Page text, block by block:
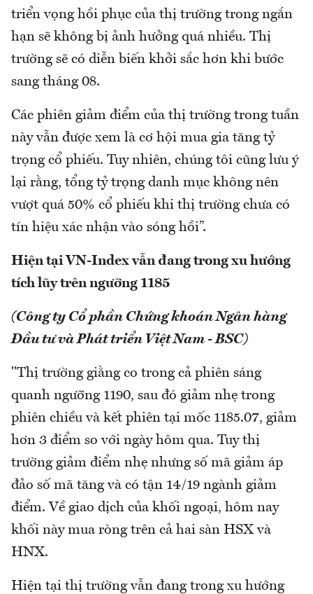
triển vọng hồi phục của thị trường trong ngắn
hạn sẽ không bị ảnh hưởng quá nhiều. Thị
trường sẽ có diễn biến khởi sắc hơn khi bước
sang tháng 08.
Các phiên giảm điểm của thị trường trong tuần
này vẫn được xem là cơ hội mua gia tăng tỷ
trọng cổ phiếu. Tuy nhiên, chúng tôi cũng lưu ý
lại rằng, tổng tỷ trọng danh mục không nên
vượt quá 50% cổ phiếu khi thị trường chưa có
tín hiệu xác nhận vào sóng hồi”.
Hiện tại VN-Index vẫn đang trong xu hướng
tích lũy trên ngưỡng 1185
(Công ty Cổ phần Chứng khoán Ngân hàng
Đầu tư và Phát triển Việt Nam - BSC)
"Thị trường giằng co trong cả phiên sáng
quanh ngưỡng 1190, sau đó giảm nhẹ trong
phiên chiều và kết phiên tại mốc 1185.07, giảm
hơn 3 điểm so với ngày hôm qua. Tuy thị
trường giảm điểm nhẹ nhưng số mã giảm áp
đảo số mã tăng và có tận 14/19 ngành giảm
điểm. Về giao dịch của khối ngoại, hôm nay
khối này mua ròng trên cả hai sàn HSX và
HNX.
Hiện tại thị trường vẫn đang trong xu hướng